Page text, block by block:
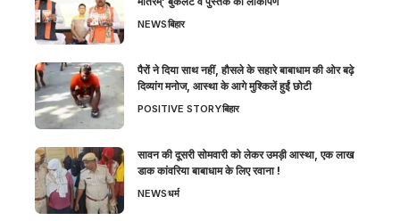
NEWSबिहार
पैरों ने दिया साथ नहीं, हौसले के सहारे बाबाधाम की ओर बढ़े
दिव्यांग मनोज, आस्था के आगे मुश्किलें हुईं छोटी
POSITIVE STORYबिहार
सावन की दूसरी सोमवारी को लेकर उमड़ी आस्था, एक लाख
डाक कांवरिया बाबाधाम के लिए रवाना !
NEWSधर्म